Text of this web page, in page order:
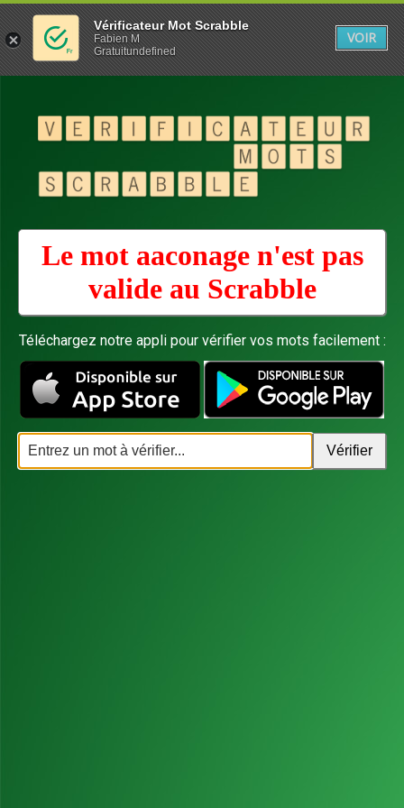
Le mot aaconage n'est pas
valide au Scrabble
Téléchargez notre appli pour vérifier vos mots facilement :
Vérificateur Mot Scrabble
Fabien M
Gratuitundefined
VOIR